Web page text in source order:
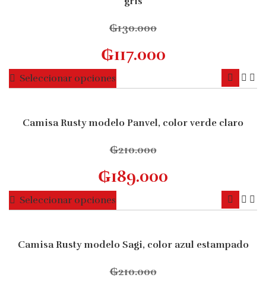
opciones
pueden
elegir
en
de
₲130.000
₲117.000
Seleccionar opciones
producto
múltiples
Las
se
pueden
página
producto
10% OFF
Camisa Rusty modelo Panvel, color verde claro
₲210.000
₲189.000
Seleccionar opciones
producto
múltiples
Las
10% OFF
Camisa Rusty modelo Sagi, color azul estampado
₲210.000